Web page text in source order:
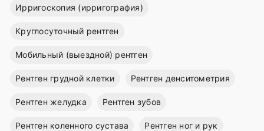
Ирригоскопия (ирригография)
Круглосуточный рентген
Мобильный (выездной) рентген
Рентген грудной клетки Рентген денситометрия
Рентген желудка Рентген зубов
Рентген коленного сустава Рентген ног и рук